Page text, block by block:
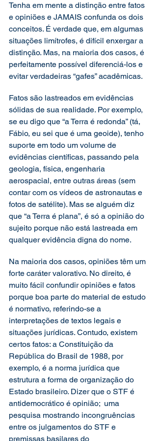
Tenha em mente a distinção entre fatos
e opiniões e JAMAIS confunda os dois
conceitos. É verdade que, em algumas
situações limítrofes, é difícil enxergar a
distinção. Mas, na maioria dos casos, é
perfeitamente possível diferenciá-los e
evitar verdadeiras “gafes” acadêmicas.
Fatos são lastreados em evidências
sólidas de sua realidade. Por exemplo,
se eu digo que “a Terra é redonda” (tá,
Fábio, eu sei que é uma geoide), tenho
suporte em todo um volume de
evidências científicas, passando pela
geologia, física, engenharia
aerospacial, entre outras áreas (sem
contar com os vídeos de astronautas e
fotos de satélite). Mas se alguém diz
que “a Terra é plana”, é só a opinião do
sujeito porque não está lastreada em
qualquer evidência digna do nome.
Na maioria dos casos, opiniões têm um
forte caráter valorativo. No direito, é
muito fácil confundir opiniões e fatos
porque boa parte do material de estudo
é normativo, referindo-se a
interpretações de textos legais e
situações jurídicas. Contudo, existem
certos fatos: a Constituição da
República do Brasil de 1988, por
exemplo, é a norma jurídica que
estrutura a forma de organização do
Estado brasileiro. Dizer que o STF é
antidemocrático é opinião;  uma
pesquisa mostrando incongruências
entre os julgamentos do STF e
premissas basilares do